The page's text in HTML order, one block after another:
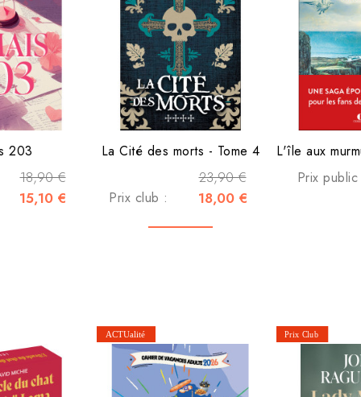
203
18,90 €
15,10 €
La Cité des morts - Tome 4
23,90 €
Prix club : 18,00 €
Prix public